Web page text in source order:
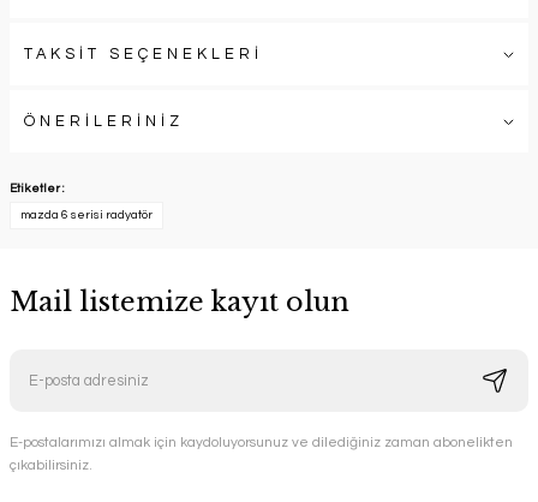
TAKSİT SEÇENEKLERİ
ÖNERİLERİNİZ
Etiketler :
mazda 6 serisi radyatör
Mail listemize kayıt olun
E-postalarımızı almak için kaydoluyorsunuz ve dilediğiniz zaman abonelikten
çıkabilirsiniz.